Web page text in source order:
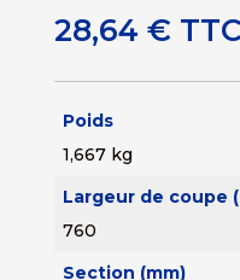
28,64 € TTC
Poids
1,667 kg
Largeur de coupe
760
Section (mm)